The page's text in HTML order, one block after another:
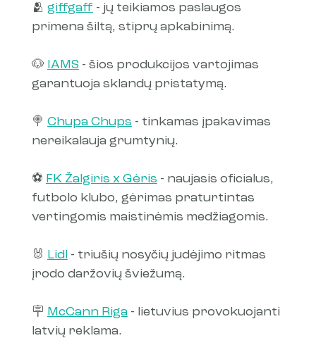
🫂 giffgaff - jų teikiamos paslaugos
primena šiltą, stiprų apkabinimą.
🐶 IAMS - šios produkcijos vartojimas
garantuoja sklandų pristatymą.
🍭 Chupa Chups - tinkamas įpakavimas
nereikalauja grumtynių.
⚽️ FK Žalgiris x Gėris - naujasis oficialus,
futbolo klubo, gėrimas praturtintas
vertingomis maistinėmis medžiagomis.
🐰 Lidl
- triušių nosyčių judėjimo ritmas
įrodo daržovių šviežumą.
🪧 McCann Riga - lietuvius provokuojanti
latvių reklama.